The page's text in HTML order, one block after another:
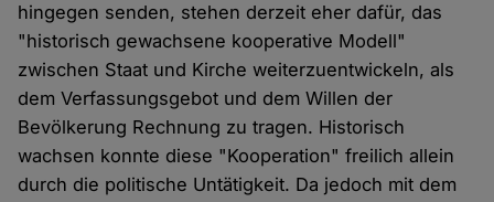
hingegen senden, stehen derzeit eher dafür, das
"historisch gewachsene kooperative Modell"
zwischen Staat und Kirche weiterzuentwickeln, als
dem Verfassungsgebot und dem Willen der
Bevölkerung Rechnung zu tragen. Historisch
wachsen konnte diese "Kooperation" freilich allein
durch die politische Untätigkeit. Da jedoch mit dem